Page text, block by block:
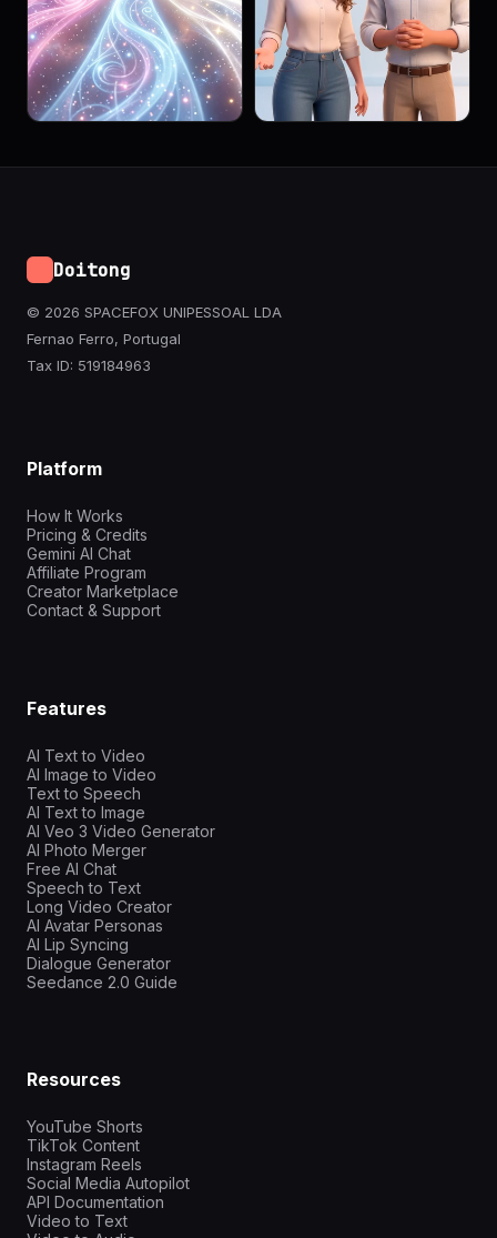
Doitong
© 2026 SPACEFOX UNIPESSOAL LDA
Fernao Ferro, Portugal
Tax ID: 519184963
Platform
How It Works
Pricing & Credits
Gemini AI Chat
Affiliate Program
Creator Marketplace
Contact & Support
Features
AI Text to Video
AI Image to Video
Text to Speech
AI Text to Image
AI Veo 3 Video Generator
AI Photo Merger
Free AI Chat
Speech to Text
Long Video Creator
AI Avatar Personas
AI Lip Syncing
Dialogue Generator
Seedance 2.0 Guide
Resources
YouTube Shorts
TikTok Content
Instagram Reels
Social Media Autopilot
API Documentation
Video to Text